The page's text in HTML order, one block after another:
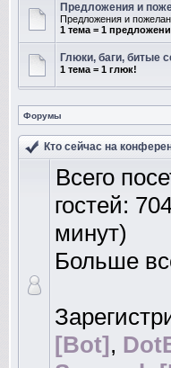
Предложения и
Предложения и
1 тема = 1
Глюки, баги, битые
1 тема = 1 глюк!
Форумы
Кто сейчас на
Всего
гостей:
минут)
Больше
[Bot],